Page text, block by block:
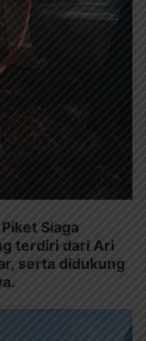
Siaga
terdiri dari Ari
serta didukung